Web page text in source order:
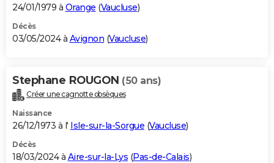
24/01/1979 à Orange (Vaucluse)
Décès
03/05/2024 à Avignon (Vaucluse)
Stephane ROUGON (50 ans)
Créer une cagnotte obsèques
Naissance
26/12/1973 à l' Isle-sur-la-Sorgue (Vaucluse)
Décès
18/03/2024 à Aire-sur-la-Lys (Pas-de-Calais)